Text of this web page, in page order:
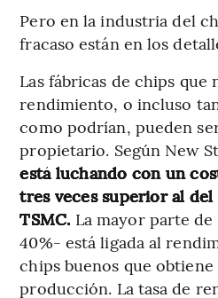
Pero en la industria del
fracaso están en los
Las fábricas de chips
rendimiento, o incluso
como podrían, pueden
propietario. Según New
está luchando con un
tres veces superior al
TSMC. La mayor parte
40%- está ligada al
chips buenos que
producción. La tasa de